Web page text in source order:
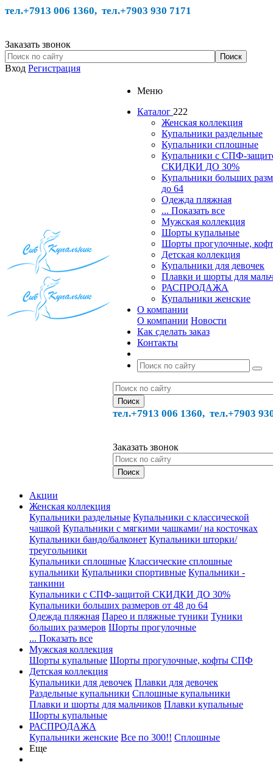
тел.+7913 006 1360, тел.+7903 930 7171
Заказать звонок
Вход Регистрация
Меню
Каталог 222
Женская коллекция
Купальники раздельные
Купальники сплошные
Купальники с СПФ-
СКИДКИ ДО 30%
Купальники больших
до 64
Одежда пляжная
... Показать все
Мужская коллекция
Шорты купальные
Шорты прогулочные,
Детская коллекция
Купальники для девочек
Плавки и шорты для
РАСПРОДАЖА
Купальники женские
О компании
О компании Новости
Как сделать заказ
Контакты
тел.+7913 006 1360, тел.+7903
Заказать звонок
Акции
Женская коллекция
Купальники раздельные Купальники с классической
чашкой Купальники с мягкими чашками/ на косточках
Купальники бандо/балконет Купальники шторки/
треугольники
Купальники сплошные Классические сплошные
купальники Купальники спортивные Купальники -
танкини
Купальники с СПФ-защитой СКИДКИ ДО 30%
Купальники больших размеров от 48 до 64
Одежда пляжная Парео и пляжные туники Туники
больших размеров Шорты прогулочные
... Показать все
Мужская коллекция
Шорты купальные Шорты прогулочные, кофты СПФ
Детская коллекция
Купальники для девочек Плавки для девочек
Раздельные купальники Сплошные купальники
Плавки и шорты для мальчиков Плавки купальные
Шорты купальные
РАСПРОДАЖА
Купальники женские Все по 300!! Сплошные
Еще